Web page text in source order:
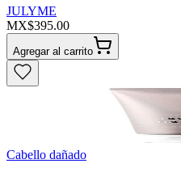
JULYME
MX$395.00
Agregar al carrito
Cabello dañado